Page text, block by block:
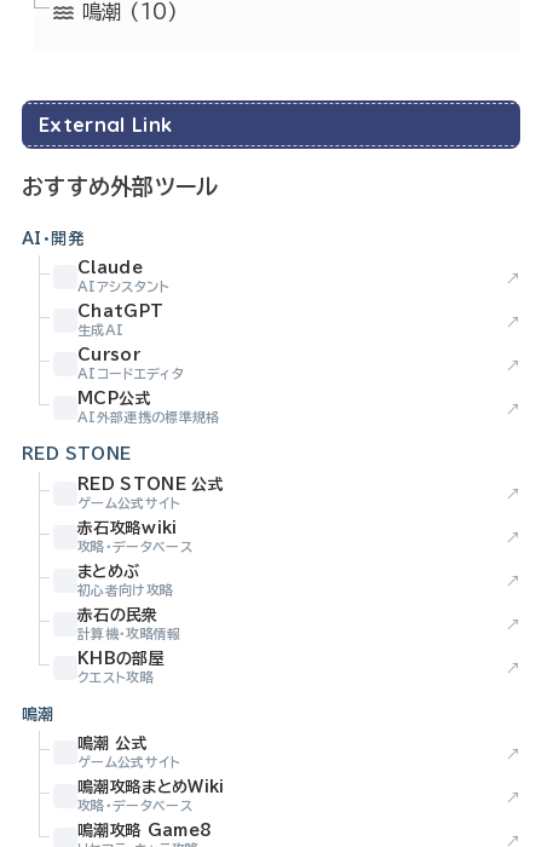
鳴潮 (10)
External Link
おすすめ外部ツール
AI・開発
Claude
AIアシスタント
↗
ChatGPT
生成AI
↗
Cursor
AIコードエディタ
↗
MCP公式
AI外部連携の標準規格
↗
RED STONE
RED STONE 公式
ゲーム公式サイト
↗
赤石攻略wiki
攻略・データベース
↗
まとめぶ
初心者向け攻略
↗
赤石の民衆
計算機・攻略情報
↗
KHBの部屋
クエスト攻略
↗
鳴潮
鳴潮 公式
ゲーム公式サイト
↗
鳴潮攻略まとめWiki
攻略・データベース
↗
鳴潮攻略 Game8
↗